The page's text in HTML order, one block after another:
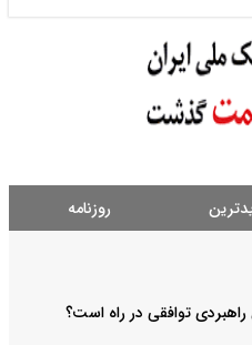
روزنامه
توافقی در راه است؟